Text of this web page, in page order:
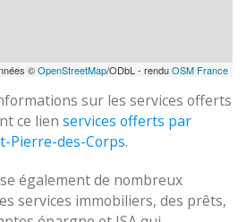
©OpenStreetMap/ODbL - renduOSM France
sur les services offerts
ce lien services offerts par
Pierre-des-Corps.
également de nombreux
services immobiliers, des prêts,